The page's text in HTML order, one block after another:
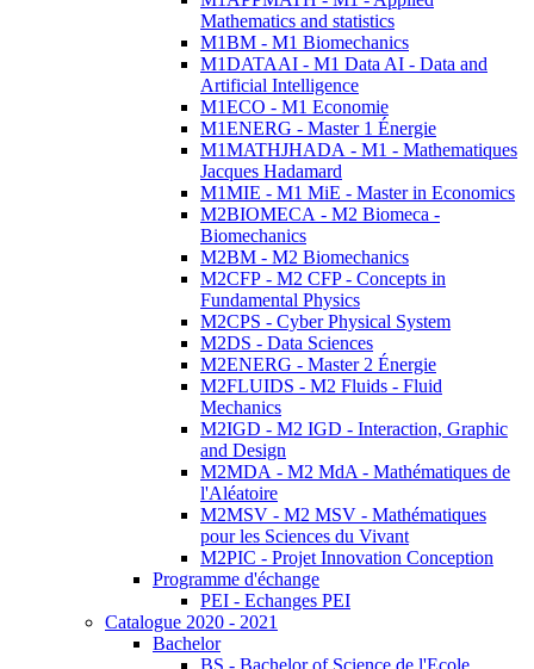
Mathematics and statistics
M1BM - M1 Biomechanics
M1DATAAI - M1 Data AI - Data and
Artificial Intelligence
M1ECO - M1 Economie
M1ENERG - Master 1 Énergie
M1MATHJHADA - M1 - Mathematiques
Jacques Hadamard
M1MIE - M1 MiE - Master in Economics
M2BIOMECA - M2 Biomeca -
Biomechanics
M2BM - M2 Biomechanics
M2CFP - M2 CFP - Concepts in
Fundamental Physics
M2CPS - Cyber Physical System
M2DS - Data Sciences
M2ENERG - Master 2 Énergie
M2FLUIDS - M2 Fluids - Fluid
Mechanics
M2IGD - M2 IGD - Interaction, Graphic
and Design
M2MDA - M2 MdA - Mathématiques de
l'Aléatoire
M2MSV - M2 MSV - Mathématiques
pour les Sciences du Vivant
M2PIC - Projet Innovation Conception
Programme d'échange
PEI - Echanges PEI
Catalogue 2020 - 2021
Bachelor
BS - Bachelor of Science de l'Ecole